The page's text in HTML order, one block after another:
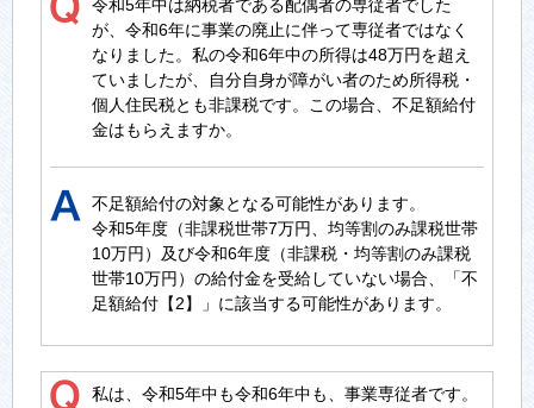
令和5年中は納税者である配偶者の専従者でした
が、令和6年に事業の廃止に伴って専従者ではなく
なりました。私の令和6年中の所得は48万円を超え
ていましたが、自分自身が障がい者のため所得税・
個人住民税とも非課税です。この場合、不足額給付
金はもらえますか。
不足額給付の対象となる可能性があります。
令和5年度（非課税世帯7万円、均等割のみ課税世帯
10万円）及び令和6年度（非課税・均等割のみ課税
世帯10万円）の給付金を受給していない場合、「不
足額給付【2】」に該当する可能性があります。
私は、令和5年中も令和6年中も、事業専従者です。